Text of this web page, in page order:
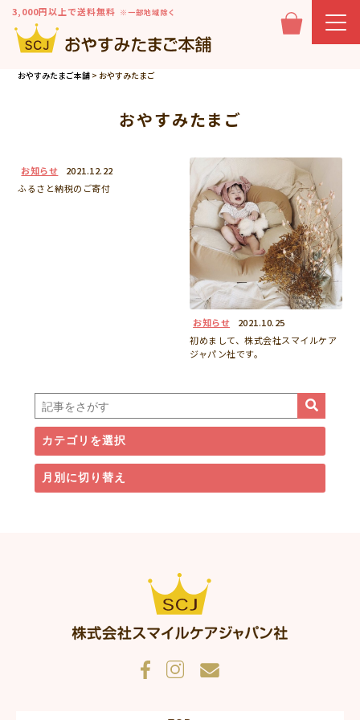
3,000円以上で送料無料 ※一部地域除く
おやすみたまご本舗 > おやすみたまご
おやすみたまご
お知らせ
2021.12.22
ふるさと納税のご寄付
お知らせ
2021.10.25
初めまして、株式会社スマイルケア
ジャパン社です。